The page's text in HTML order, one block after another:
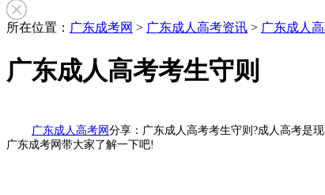
所在位置： 广东成考网 > 广东成人高考资讯 > 广东成人
广东成人高考考生守则
者：
广东成人高考网 分享：广东成人高考考生守则?成人高考是
广东成考网带大家了解一下吧!